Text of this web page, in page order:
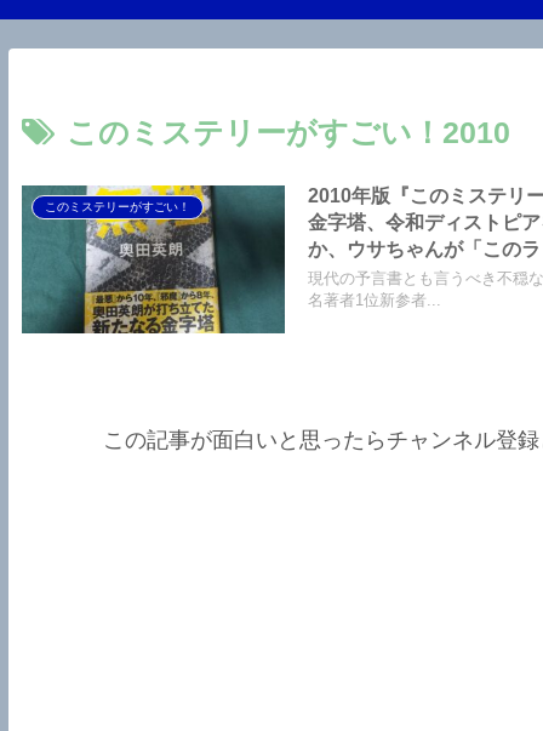
このミステリーがすごい！2010
このミステリーがすごい！
2010年版『このミステリ
金字塔、令和ディストピ
か、ウサちゃんが「この
が躍る！
現代の予言書とも言うべき不穏
名著者1位新参者...
この記事が面白いと思ったらチャンネル登